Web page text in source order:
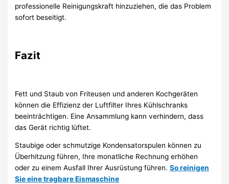
professionelle Reinigungskraft hinzuziehen, die das Problem
sofort beseitigt.
Fazit
Fett und Staub von Friteusen und anderen Kochgeräten
können die Effizienz der Luftfilter Ihres Kühlschranks
beeinträchtigen. Eine Ansammlung kann verhindern, dass
das Gerät richtig lüftet.
Staubige oder schmutzige Kondensatorspulen können zu
Überhitzung führen, Ihre monatliche Rechnung erhöhen
oder zu einem Ausfall Ihrer Ausrüstung führen.So reinigen
Sie eine tragbare Eismaschine